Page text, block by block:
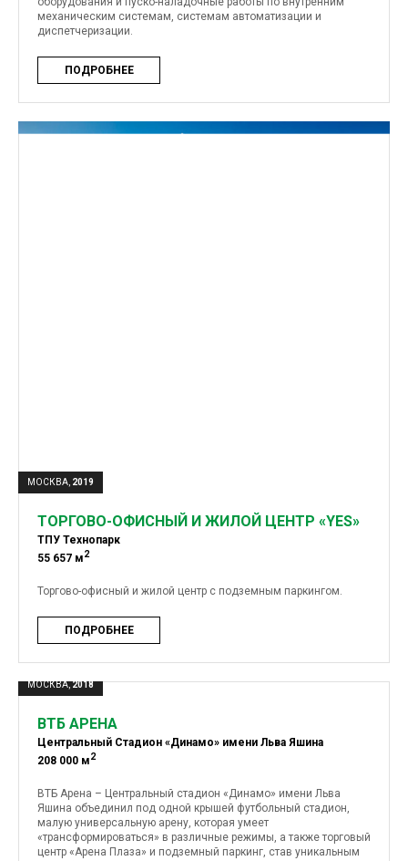
механическим системам, системам автоматизации и
диспетчеризации.
ПОДРОБНЕЕ
МОСКВА, 2019
ТОРГОВО-ОФИСНЫЙ И ЖИЛОЙ ЦЕНТР «YES»
ТПУ Технопарк
55 657 м2
Торгово-офисный и жилой центр с подземным паркингом.
ПОДРОБНЕЕ
МОСКВА,2018
ВТБ АРЕНА
Центральный Стадион «Динамо» имени Льва Яшина
208 000 м2
ВТБ Арена – Центральный стадион «Динамо» имени Льва
Яшина объединил под одной крышей футбольный стадион,
малую универсальную арену, которая умеет
«трансформироваться» в различные режимы, а также торговый
центр «Арена Плаза» и подземный паркинг, став уникальным